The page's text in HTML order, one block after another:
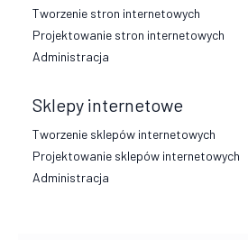
Tworzenie stron internetowych
Projektowanie stron internetowych
Administracja
Sklepy internetowe
Tworzenie sklepów internetowych
Projektowanie sklepów internetowych
Administracja